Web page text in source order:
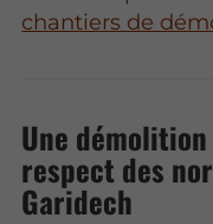
chantiers de
Une
respect des
Garidech